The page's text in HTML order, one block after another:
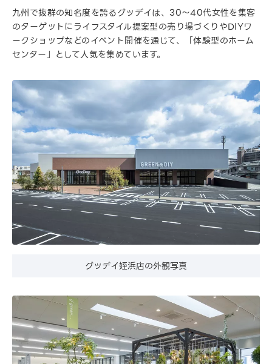
九州で抜群の知名度を誇るグッデイは、30～40代女性を集客
のターゲットにライフスタイル提案型の売り場づくりやDIYワ
ークショップなどのイベント開催を通じて、「体験型のホーム
センター」として人気を集めています。
グッデイ姪浜店の外観写真